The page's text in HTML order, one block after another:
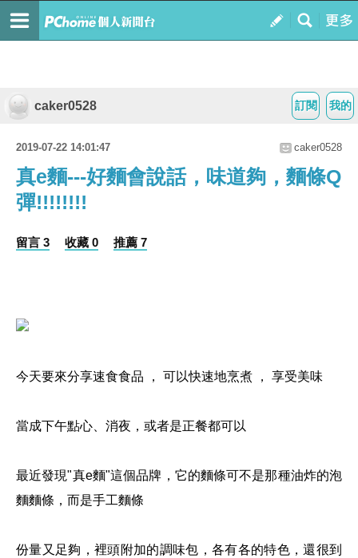
我的
訂閱
caker0528
2019-07-22 14:01:47 caker0528
真e麵---好麵會說話，味道夠，麵條Q
彈!!!!!!!!
留言 3 收藏 0 推薦 7
今天要來分享速食食品 ， 可以快速地烹煮 ， 享受美味
當成下午點心、消夜，或者是正餐都可以
最近發現"真e麵"這個品牌，它的麵條可不是那種油炸的泡
麵麵條，而是手工麵條
份量又足夠 ，裡頭附加的調味包，各有各的特色，還很到